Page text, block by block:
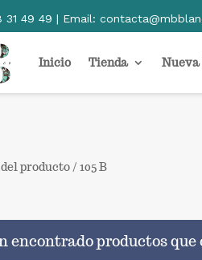
31 49 49 | Email:
Inicio Tienda Nueva
producto / 105 B
encontrado productos